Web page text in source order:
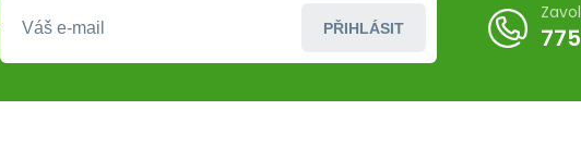
PŘIHLÁSIT